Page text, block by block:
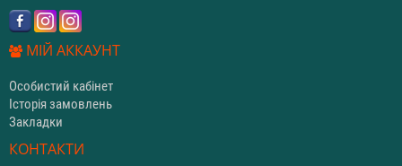
МІЙ АККАУНТ
Особистий кабінет
Історія замовлень
Закладки
КОНТАКТИ